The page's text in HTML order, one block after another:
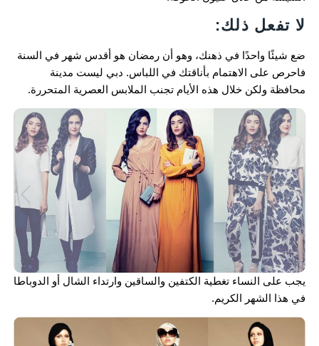
لا تفعل ذلك:
ضع شيئًا واحدًا في ذهنك، وهو أن رمضان هو أقدس شهر في السنة
فاحرص على الاهتمام بأناقتك في اللباس. دبي ليست مدينة
محافظة ولكن خلال هذه الأيام تجنب الملابس العصرية المتحررة.
يجب على النساء تغطية الكتفين والساقين وارتداء الشال أو الدوباطا
في هذا الشهر الكريم.